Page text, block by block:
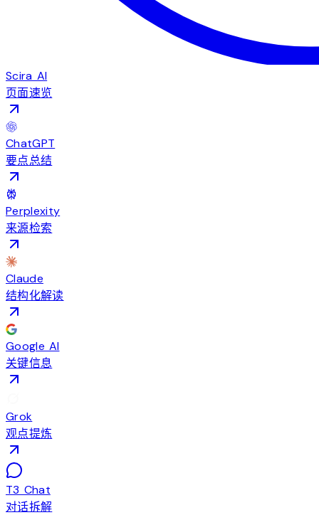
Scira AI
页面速览
ChatGPT
要点总结
Perplexity
来源检索
Claude
结构化解读
Google AI
关键信息
Grok
观点提炼
T3 Chat
对话拆解